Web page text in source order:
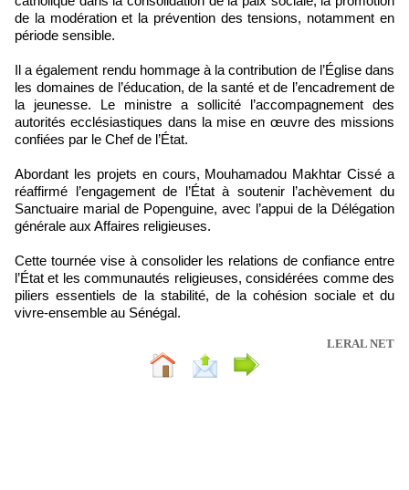
de la modération et la prévention des tensions, notamment en
période sensible.
Il a également rendu hommage à la contribution de l’Église dans
les domaines de l’éducation, de la santé et de l’encadrement de
la jeunesse. Le ministre a sollicité l’accompagnement des
autorités ecclésiastiques dans la mise en œuvre des missions
confiées par le Chef de l’État.
Abordant les projets en cours, Mouhamadou Makhtar Cissé a
réaffirmé l’engagement de l’État à soutenir l’achèvement du
Sanctuaire marial de Popenguine, avec l’appui de la Délégation
générale aux Affaires religieuses.
Cette tournée vise à consolider les relations de confiance entre
l’État et les communautés religieuses, considérées comme des
piliers essentiels de la stabilité, de la cohésion sociale et du
vivre-ensemble au Sénégal.
LERAL NET